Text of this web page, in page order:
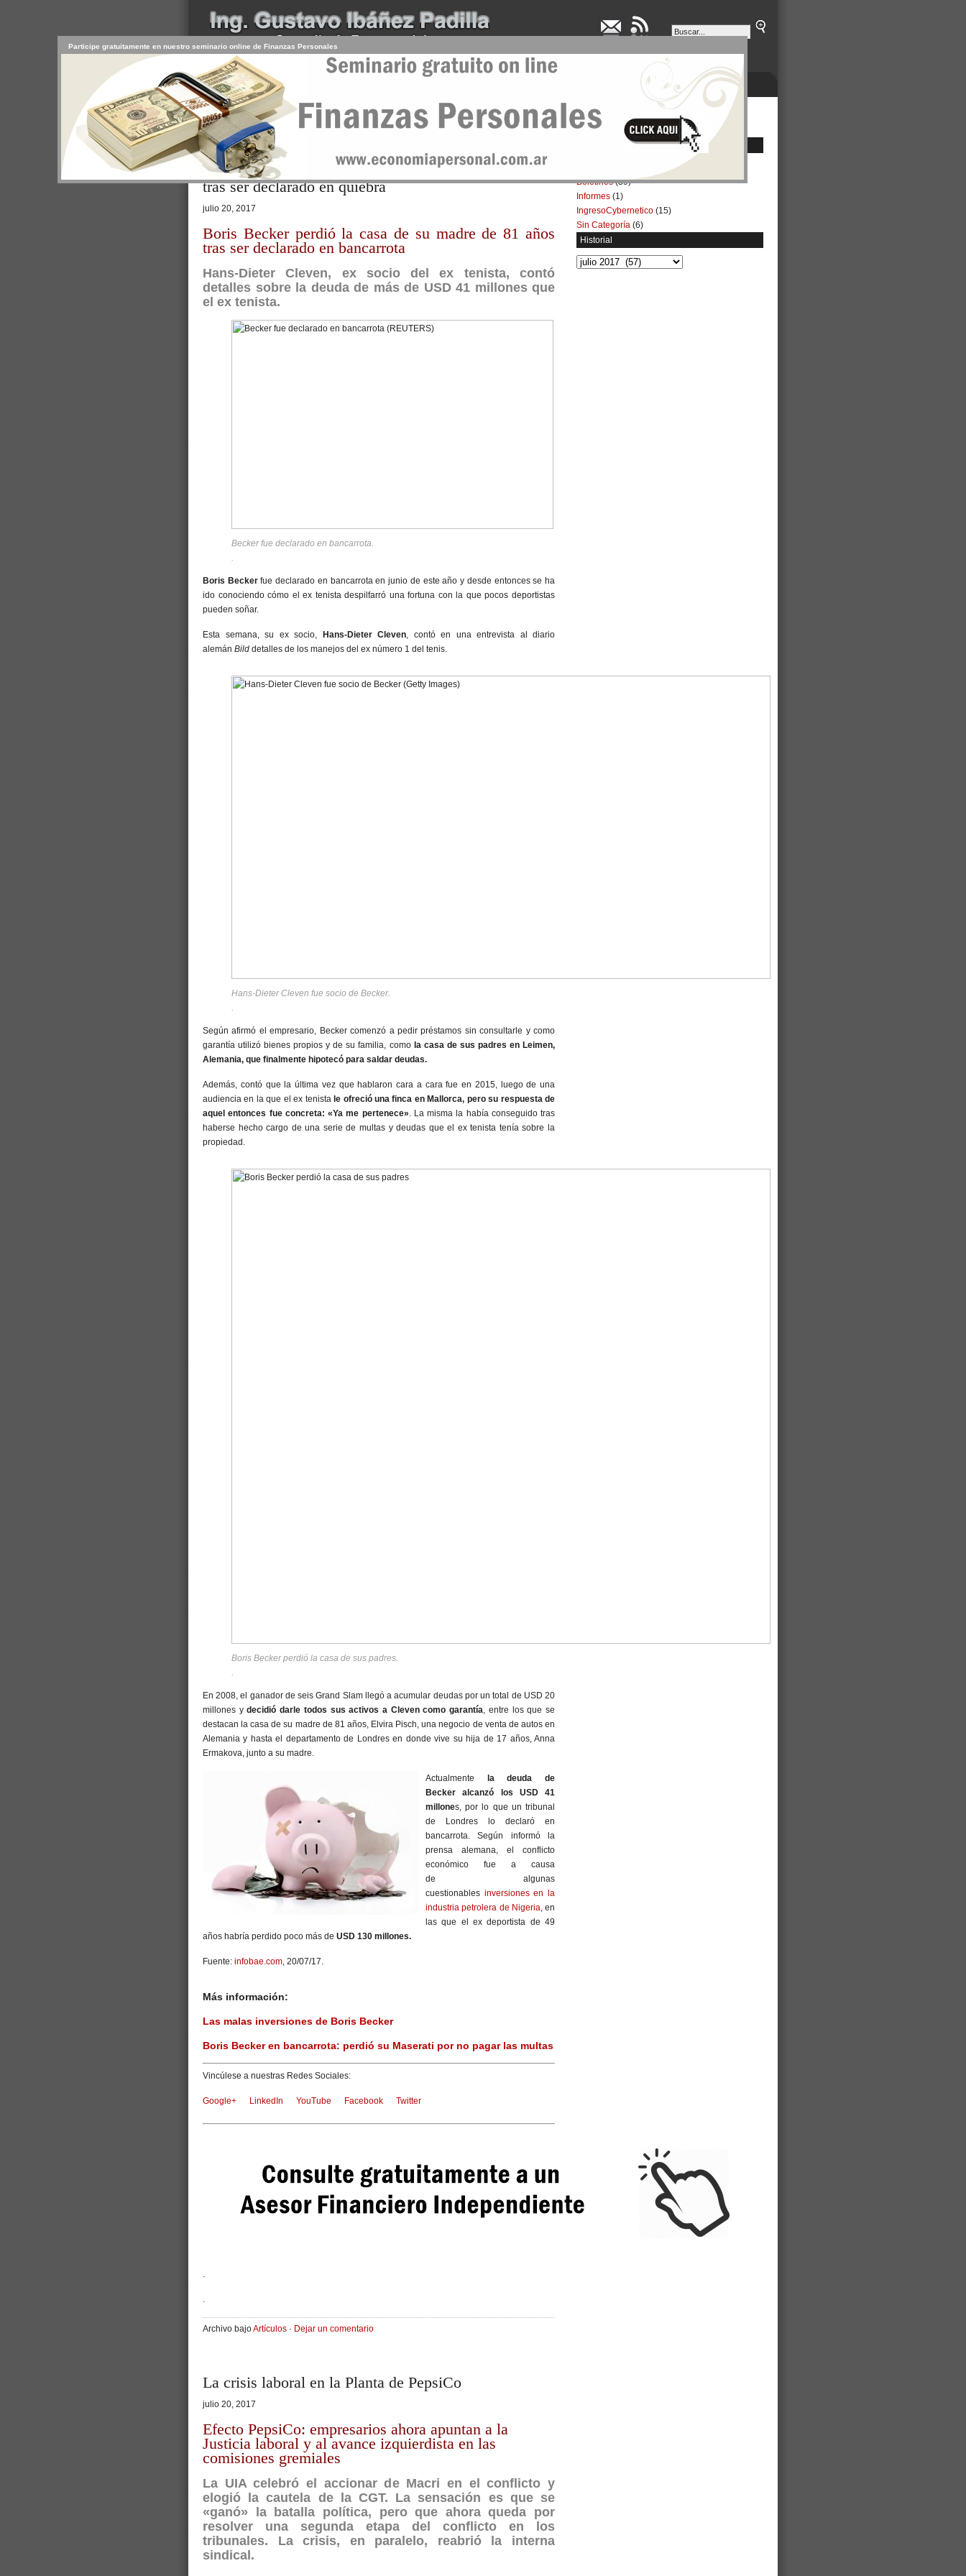
INICIO SERVICIOS BOLETINES NEGOCIOS
CONTACTO USUARIO
Browse >Home/ Archive: julio 2017
Boris Becker perdió la casa de su madre de 81 años
tras ser declarado en quiebra
julio 20, 2017
Boris Becker perdió la casa de su madre de 81 años
tras ser declarado en bancarrota
Hans-Dieter Cleven, ex socio del ex tenista, contó
detalles sobre la deuda de más de USD 41 millones que
el ex tenista.
Becker fue declarado en bancarrota.
.
Boris Beckerfue declarado en bancarrota en junio de este año y desde entonces se ha
ido conociendo cómo el ex tenista despilfarró una fortuna con la que pocos deportistas
pueden soñar.
Esta semana, su ex socio, Hans-Dieter Cleven, contó en una entrevista al diario
alemán Bild detalles de los manejos del ex número 1 del tenis.
Hans-Dieter Cleven fue socio de Becker.
Según afirmó el empresario, Becker comenzó a pedir préstamos sin consultarle y como
garantía utilizó bienes propios y de su familia, como la casa de sus padres en Leimen,
Alemania, que finalmente hipotecó para saldar deudas.
Además, contó que la última vez que hablaron cara a cara fue en 2015, luego de una
audiencia en la que el ex tenistale ofreció una finca en Mallorca, pero su respuesta de
aquel entonces fue concreta: «Ya me pertenece» . La misma la había conseguido tras
haberse hecho cargo de una serie de multas y deudas que el ex tenista tenía sobre la
propiedad.
Boris Becker perdió la casa de sus padres.
.
En 2008, el ganador de seis Grand Slam llegó a acumular deudas por un total de USD 20
millones ydecidió darle todos sus activos a Cleven como garantía, entre los que se
destacan la casa de su madre de 81 años, Elvira Pisch, una negocio de venta de autos en
Alemania y hasta el departamento de Londres en donde vive su hija de 17 años, Anna
Ermakova, junto a su madre.
Actualmente
la deuda de
Becker alcanzó los USD 41
millones, por lo que un tribunal
de Londres lo declaró en
bancarrota. Según informó la
prensa alemana, el conflicto
económico fue a causa
de algunas
cuestionables inversiones en la
industria petrolera de Nigeria, en
las que el ex deportista de 49
años habría perdido poco más de USD 130 millones.
Fuente: infobae.com, 20/07/17.
Más información:
Las malas inversiones de Boris Becker
Boris Becker en bancarrota: perdió su Maserati por no pagar las multas
Vincúlese a nuestras Redes Sociales:
Google+ LinkedIn YouTube Facebook Twitter
Participe gratuitamente en nuestro seminario online de Finanzas Personales
.
.
Archivo bajoArtículos · Dejar un comentario
La crisis laboral en la Planta de PepsiCo
julio 20, 2017
Efecto PepsiCo: empresarios ahora apuntan a la
Justicia laboral y al avance izquierdista en las
comisiones gremiales
La UIA celebró el accionar de Macri en el conflicto y
elogió la cautela de la CGT. La sensación es que se
«ganó» la batalla política, pero que ahora queda por
resolver una segunda etapa del conflicto en los
tribunales. La crisis, en paralelo, reabrió la interna
sindical.
Boletines(39)
Informes (1)
IngresoCybernetico (15)
Sin Categoría (6)
Historial
Historial